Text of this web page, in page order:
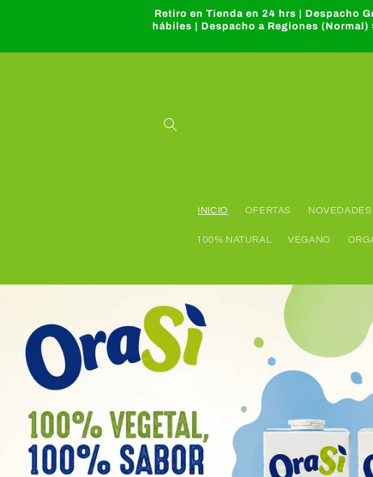
Retiro en Tienda en 24 hrs | Despacho
hábiles | Despacho a Regiones
INICIO OFERTAS NOVEDADES
100% NATURAL VEGANO